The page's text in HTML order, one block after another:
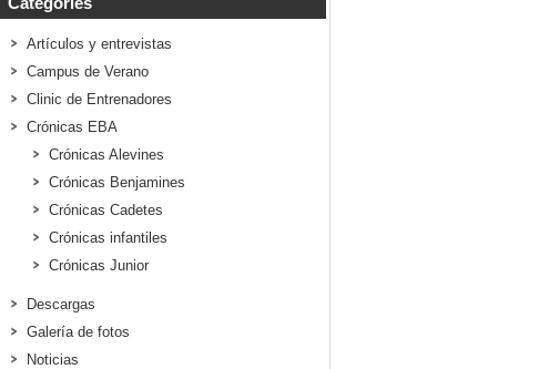
Artículos y entrevistas
Campus de Verano
Clinic de Entrenadores
Crónicas EBA
Crónicas Alevines
Crónicas Benjamines
Crónicas Cadetes
Crónicas infantiles
Crónicas Junior
Descargas
Galería de fotos
Noticias